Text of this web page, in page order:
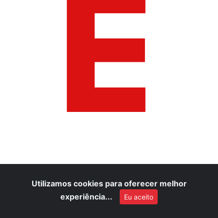
E
Utilizamos cookies para oferecer melhor
experiência...
Eu aceito